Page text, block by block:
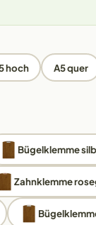
hoch A5 quer
Bügelklemme
Zahnklemme